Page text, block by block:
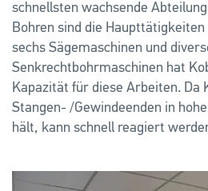
schnellsten wachsende
Bohren sind die
sechs Sägemaschinen und
Senkrechtbohrmaschinen hat
Kapazität für diese Arbeiten. Da
Stangen- /Gewindeenden in
hält, kann schnell reagiert